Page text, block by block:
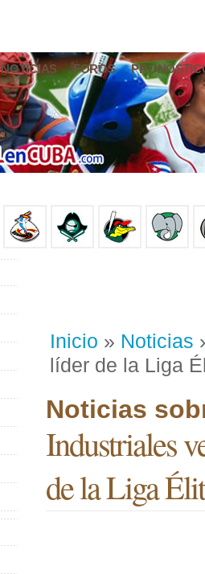
NOTICIAS FOROS
Inicio » Noticias
líder de la Liga
Noticias
Industriales
de la Liga